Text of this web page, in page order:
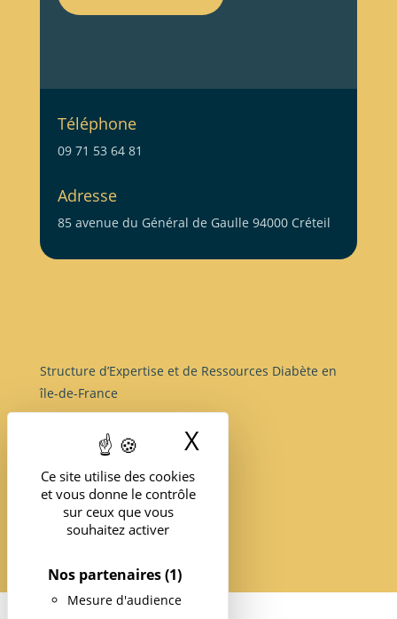
Ce site utilise des cookies
et vous donne le contrôle
sur ceux que vous
souhaitez activer
Nos partenaires(1)
Mesure d'audience
X
Téléphone
09 71 53 64 81
Adresse
85 avenue du Général de Gaulle 94000 Créteil
Structure d’Expertise et de Ressources Diabète en
île-de-France